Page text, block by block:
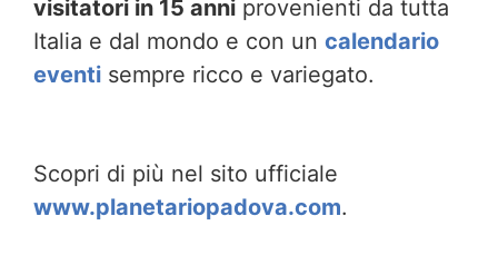
visitatori in 15 anni provenienti da tutta
Italia e dal mondo e con un calendario
eventi sempre ricco e variegato.
Scopri di più nel sito ufficiale
www.planetariopadova.com.